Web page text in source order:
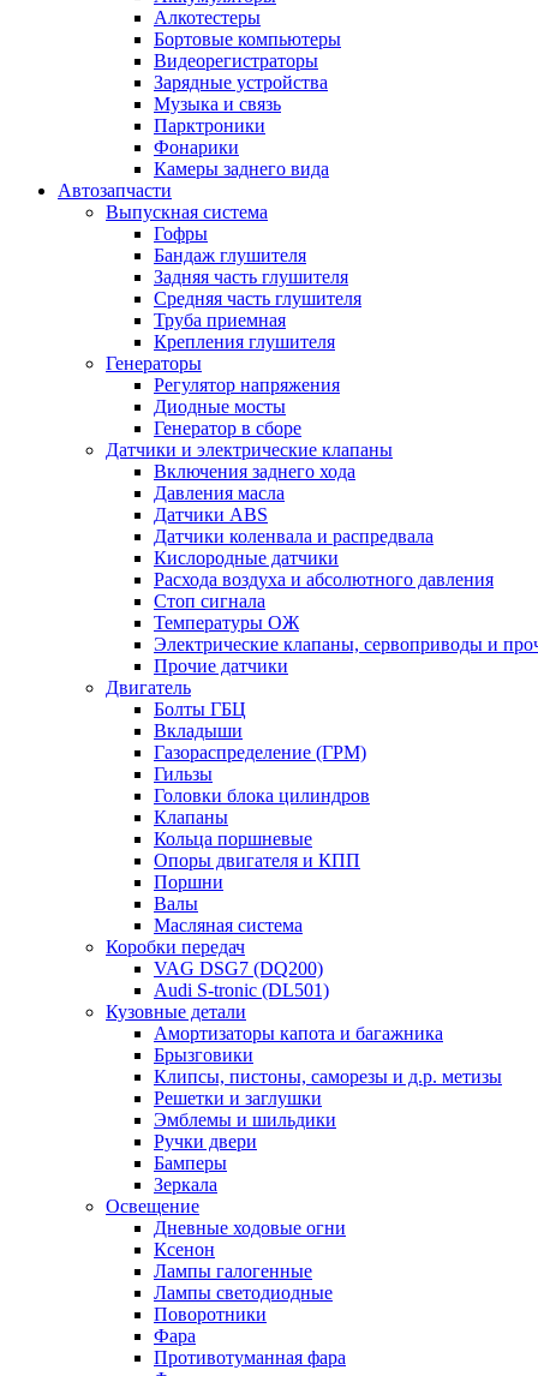
Алкотестеры
Бортовые компьютеры
Видеорегистраторы
Зарядные устройства
Музыка и связь
Парктроники
Фонарики
Камеры заднего вида
Автозапчасти
Выпускная система
Гофры
Бандаж глушителя
Задняя часть глушителя
Средняя часть глушителя
Труба приемная
Крепления глушителя
Генераторы
Регулятор напряжения
Диодные мосты
Генератор в сборе
Датчики и электрические клапаны
Включения заднего хода
Давления масла
Датчики ABS
Датчики коленвала и распредвала
Кислородные датчики
Расхода воздуха и абсолютного давления
Стоп сигнала
Температуры ОЖ
Электрические клапаны, сервоприводы и
Прочие датчики
Двигатель
Болты ГБЦ
Вкладыши
Газораспределение (ГРМ)
Гильзы
Головки блока цилиндров
Клапаны
Кольца поршневые
Опоры двигателя и КПП
Поршни
Валы
Масляная система
Коробки передач
VAG DSG7 (DQ200)
Audi S-tronic (DL501)
Кузовные детали
Амортизаторы капота и багажника
Брызговики
Клипсы, пистоны, саморезы и д.р. метизы
Решетки и заглушки
Эмблемы и шильдики
Ручки двери
Бамперы
Зеркала
Освещение
Дневные ходовые огни
Ксенон
Лампы галогенные
Лампы светодиодные
Поворотники
Фара
Противотуманная фара